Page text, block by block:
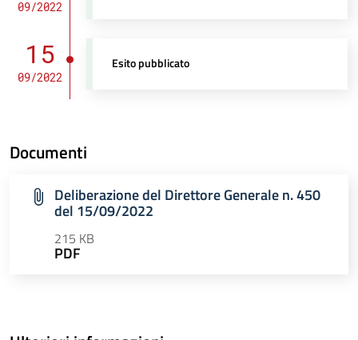
09/2022
15
09/2022
Esito pubblicato
Documenti
Deliberazione del Direttore Generale n. 450
del 15/09/2022
215 KB
PDF